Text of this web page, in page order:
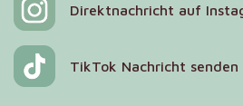
Direktnachricht auf
TikTok Nachricht senden